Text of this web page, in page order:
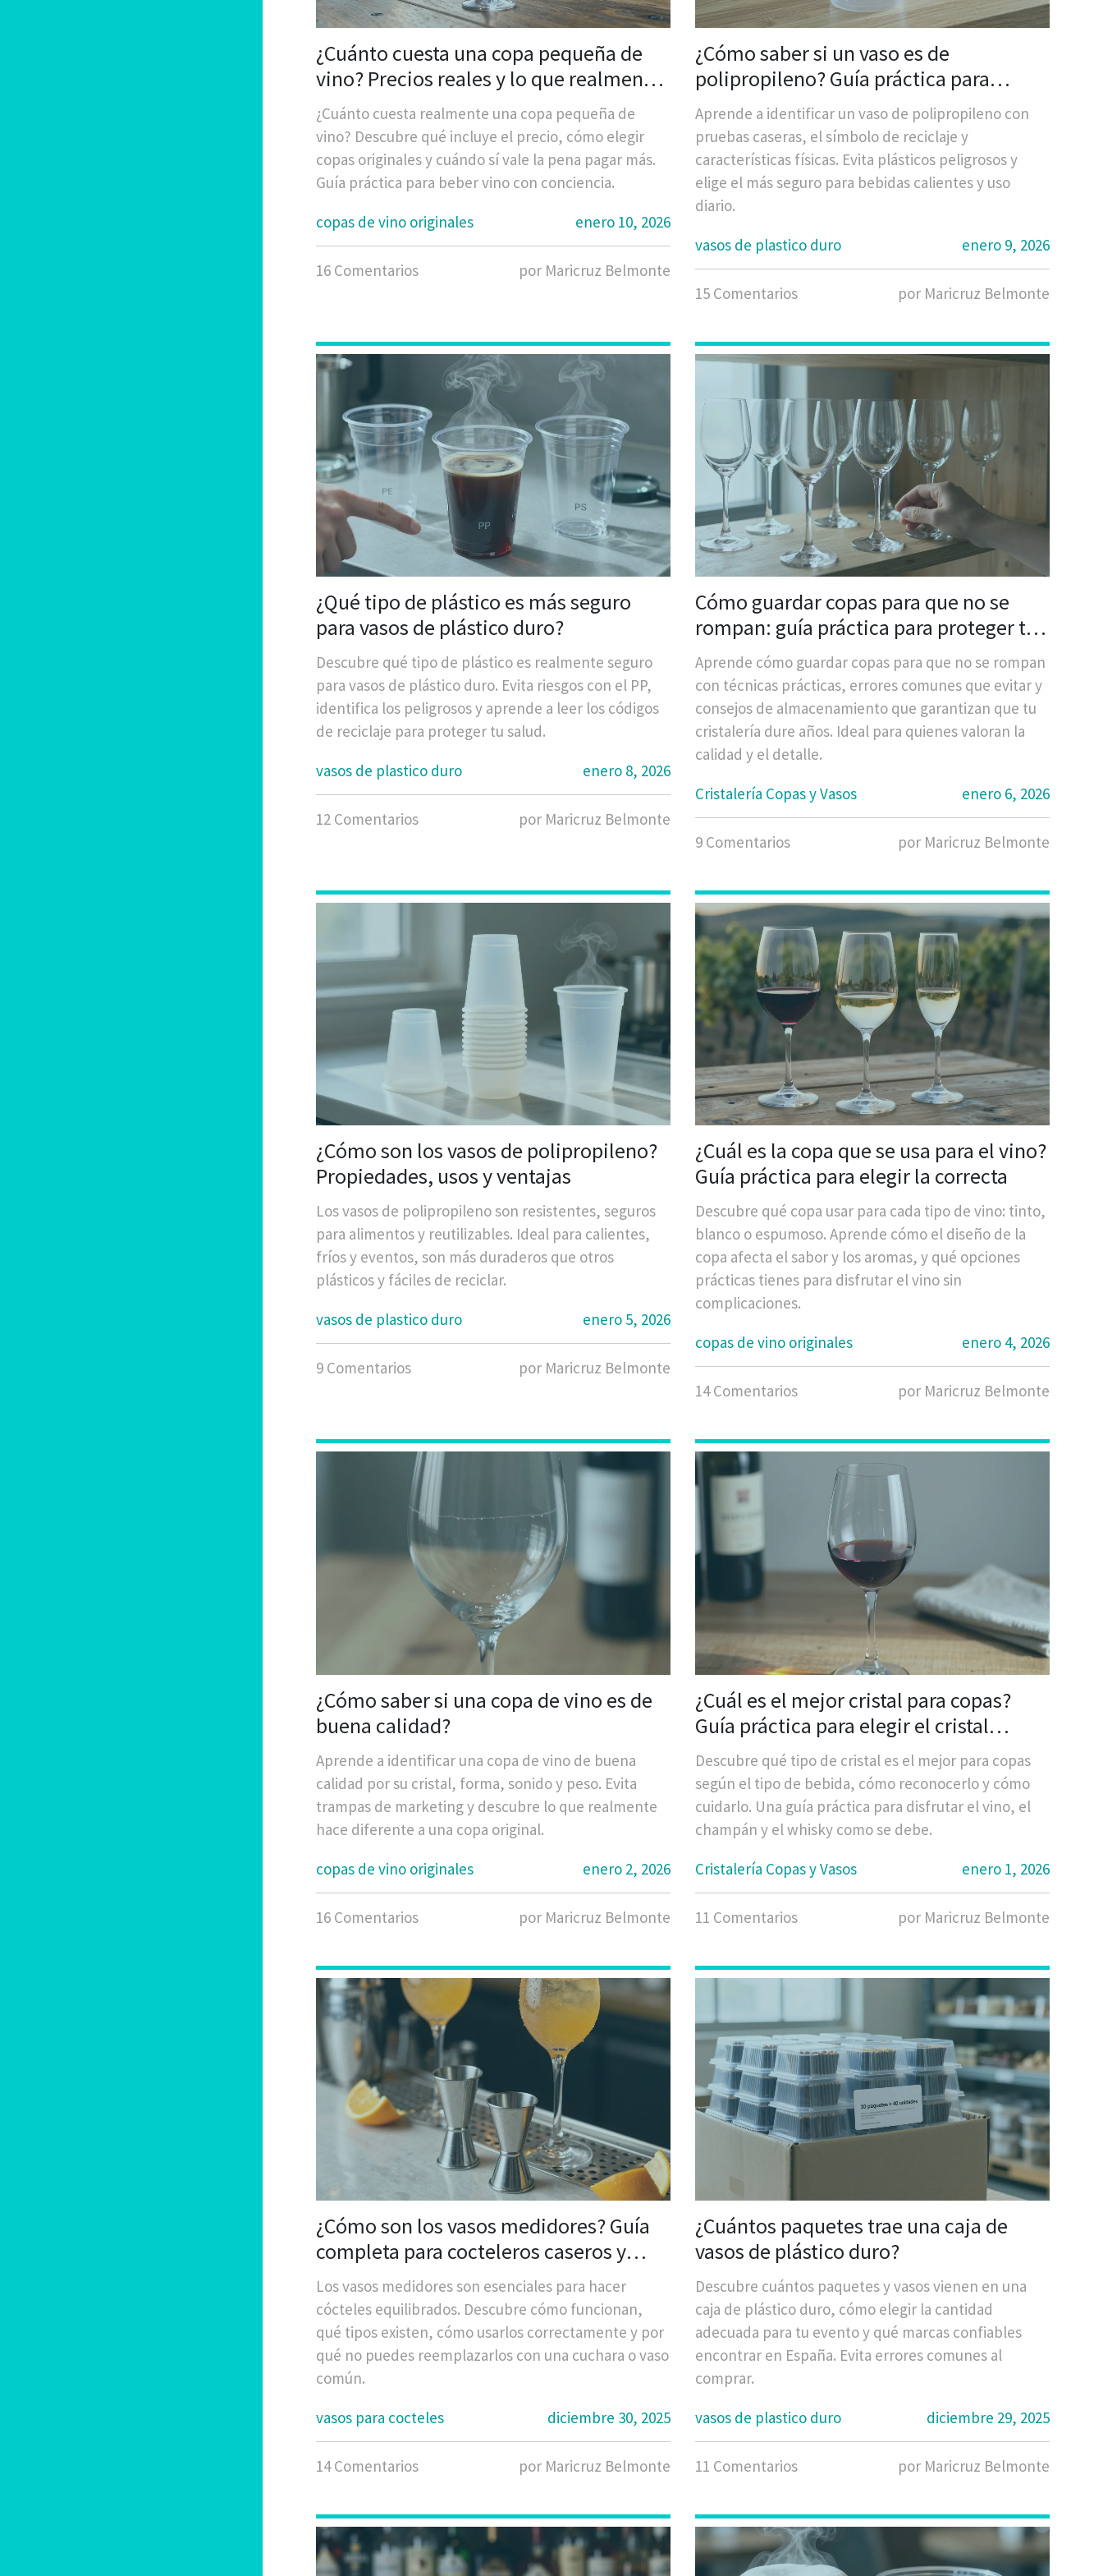
¿Cuánto cuesta una copa pequeña de
vino? Precios reales y lo que realmente
importa
¿Cuánto cuesta realmente una copa pequeña de
vino? Descubre qué incluye el precio, cómo elegir
copas originales y cuándo sí vale la pena pagar más.
Guía práctica para beber vino con conciencia.
copas de vino originales
enero 10, 2026
16 Comentarios por Maricruz Belmonte
¿Cómo saber si un vaso es de
polipropileno? Guía práctica para
identificarlo en casa
Aprende a identificar un vaso de polipropileno con
pruebas caseras, el símbolo de reciclaje y
características físicas. Evita plásticos peligrosos y
elige el más seguro para bebidas calientes y uso
diario.
vasos de plastico duro
enero 9, 2026
15 Comentarios por Maricruz Belmonte
¿Qué tipo de plástico es más seguro
para vasos de plástico duro?
Descubre qué tipo de plástico es realmente seguro
para vasos de plástico duro. Evita riesgos con el PP,
identifica los peligrosos y aprende a leer los códigos
de reciclaje para proteger tu salud.
vasos de plastico duro
enero 8, 2026
12 Comentarios por Maricruz Belmonte
Cómo guardar copas para que no se
rompan: guía práctica para proteger tu
cristalería
Aprende cómo guardar copas para que no se rompan
con técnicas prácticas, errores comunes que evitar y
consejos de almacenamiento que garantizan que tu
cristalería dure años. Ideal para quienes valoran la
calidad y el detalle.
Cristalería Copas y Vasos
enero 6, 2026
9 Comentarios por Maricruz Belmonte
¿Cómo son los vasos de polipropileno?
Propiedades, usos y ventajas
Los vasos de polipropileno son resistentes, seguros
para alimentos y reutilizables. Ideal para calientes,
fríos y eventos, son más duraderos que otros
plásticos y fáciles de reciclar.
vasos de plastico duro
enero 5, 2026
9 Comentarios por Maricruz Belmonte
¿Cuál es la copa que se usa para el vino?
Guía práctica para elegir la correcta
Descubre qué copa usar para cada tipo de vino: tinto,
blanco o espumoso. Aprende cómo el diseño de la
copa afecta el sabor y los aromas, y qué opciones
prácticas tienes para disfrutar el vino sin
complicaciones.
copas de vino originales
enero 4, 2026
14 Comentarios por Maricruz Belmonte
¿Cómo saber si una copa de vino es de
buena calidad?
Aprende a identificar una copa de vino de buena
calidad por su cristal, forma, sonido y peso. Evita
trampas de marketing y descubre lo que realmente
hace diferente a una copa original.
copas de vino originales
enero 2, 2026
16 Comentarios por Maricruz Belmonte
¿Cuál es el mejor cristal para copas?
Guía práctica para elegir el cristal
perfecto según el uso
Descubre qué tipo de cristal es el mejor para copas
según el tipo de bebida, cómo reconocerlo y cómo
cuidarlo. Una guía práctica para disfrutar el vino, el
champán y el whisky como se debe.
Cristalería Copas y Vasos
enero 1, 2026
11 Comentarios por Maricruz Belmonte
¿Cómo son los vasos medidores? Guía
completa para cocteleros caseros y
profesionales
Los vasos medidores son esenciales para hacer
cócteles equilibrados. Descubre cómo funcionan,
qué tipos existen, cómo usarlos correctamente y por
qué no puedes reemplazarlos con una cuchara o vaso
común.
vasos para cocteles
diciembre 30, 2025
14 Comentarios por Maricruz Belmonte
¿Cuántos paquetes trae una caja de
vasos de plástico duro?
Descubre cuántos paquetes y vasos vienen en una
caja de plástico duro, cómo elegir la cantidad
adecuada para tu evento y qué marcas confiables
encontrar en España. Evita errores comunes al
comprar.
vasos de plastico duro
diciembre 29, 2025
11 Comentarios por Maricruz Belmonte